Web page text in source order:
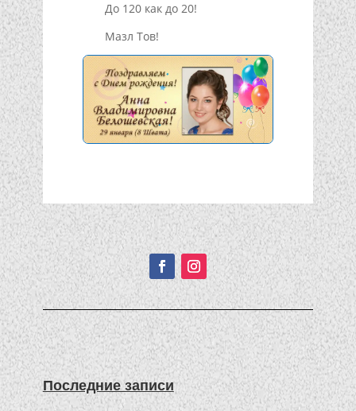
До 120 как до 20!
Мазл Тов!
Подписывайтесь!
Последние записи